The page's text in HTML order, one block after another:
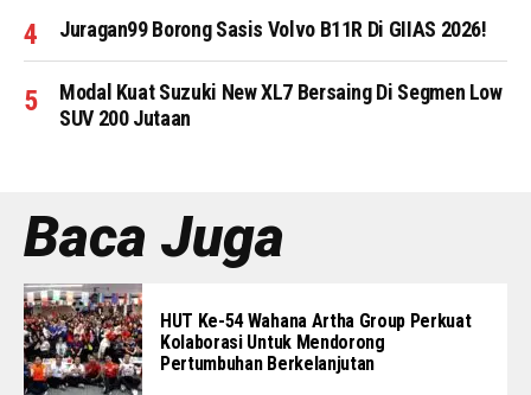
Juragan99 Borong Sasis Volvo B11R Di GIIAS 2026!
Modal Kuat Suzuki New XL7 Bersaing Di Segmen Low
SUV 200 Jutaan
Baca Juga
HUT Ke-54 Wahana Artha Group Perkuat
Kolaborasi Untuk Mendorong
Pertumbuhan Berkelanjutan